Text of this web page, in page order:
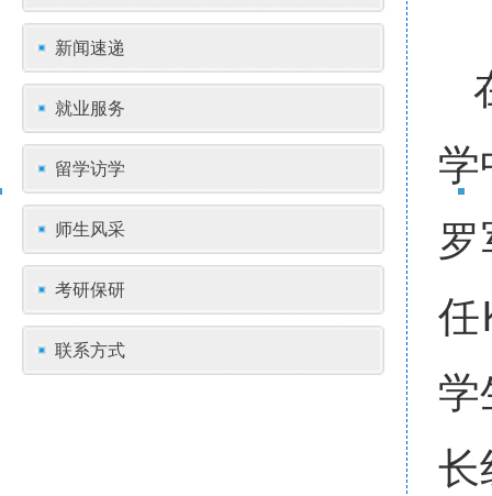
新闻速递
就业服务
留学访学
师生风采
考研保研
联系方式
长